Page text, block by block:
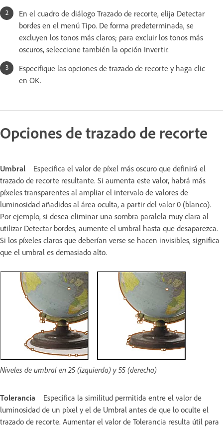
En el cuadro de diálogo Trazado de recorte, elija Detectar
bordes en el menú Tipo. De forma predeterminada, se
excluyen los tonos más claros; para excluir los tonos más
oscuros, seleccione también la opción Invertir.
Especifique las opciones de trazado de recorte y haga clic
en OK.
Opciones de trazado de recorte
Umbral
Especifica el valor de píxel más oscuro que definirá el
trazado de recorte resultante. Si aumenta este valor, habrá más
píxeles transparentes al ampliar el intervalo de valores de
luminosidad añadidos al área oculta, a partir del valor 0 (blanco).
Por ejemplo, si desea eliminar una sombra paralela muy clara al
utilizar Detectar bordes, aumente el umbral hasta que desaparezca.
Si los píxeles claros que deberían verse se hacen invisibles, significa
que el umbral es demasiado alto.
Niveles de umbral en 25 (izquierda) y 55 (derecha)
Tolerancia
Especifica la similitud permitida entre el valor de
luminosidad de un píxel y el de Umbral antes de que lo oculte el
trazado de recorte. Aumentar el valor de Tolerancia resulta útil para